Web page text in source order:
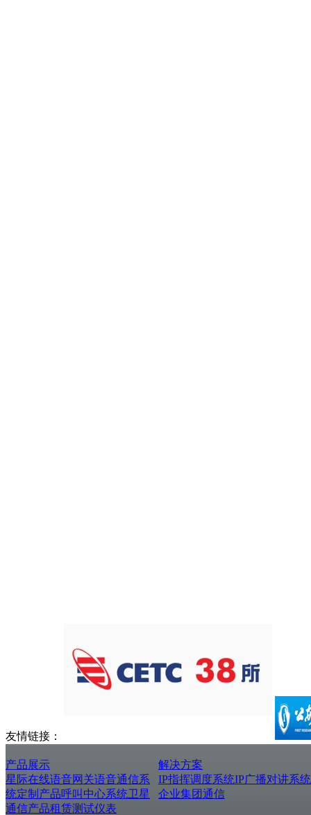
友情链接：
产品展示
星际在线语音网关语音通信系
统定制产品呼叫中心系统卫星
通信产品租赁测试仪表
解决方案
IP指挥调度系统IP广播对讲系统
企业集团通信